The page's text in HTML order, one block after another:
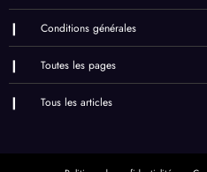
Conditions générales
Toutes les pages
Tous les articles